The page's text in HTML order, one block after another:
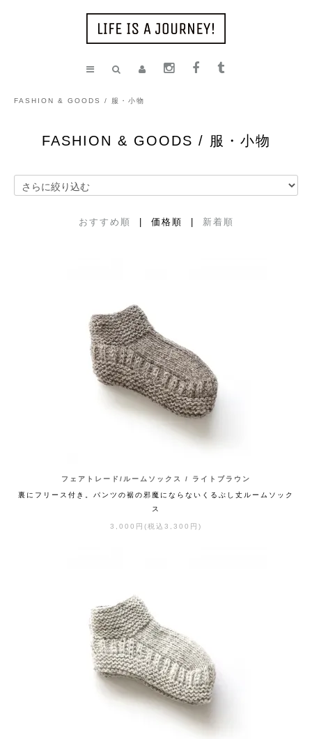
FASHION & GOODS / 服・小物
FASHION & GOODS / 服・小物
おすすめ順 | 価格順 | 新着順
フェアトレード/ルームソックス / ライトブラウン
裏にフリース付き。パンツの裾の邪魔にならないくるぶし丈ルームソック
ス
3,000円(税込3,300円)